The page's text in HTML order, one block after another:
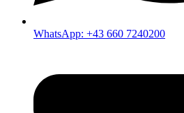
WhatsApp: +43 660 7240200